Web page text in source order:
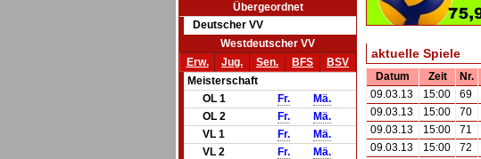
Übergeordnet
Deutscher VV
Westdeutscher VV
Erw.
Jug. Sen. BFS
BSV
Meisterschaft
OL 1
Fr.
Mä.
OL 2
Fr.
Mä.
VL 1
Fr.
Mä.
VL 2
Fr.
Mä.
aktuelle Spiele
Datum Zeit Nr.
09.03.13
15:00 69
09.03.13
15:00 70
09.03.13
15:00 71
09.03.13
15:00 72